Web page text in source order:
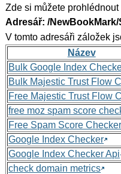
Zde si můžete
Adresář: /
V tomto adresáři záložek
Název
Bulk Google Index
Bulk Majestic Trust Flow
Free Majestic Trust Flow
free moz spam score
Free Spam Score Checker
Google Index Checker
Google Index Checker Api
check domain metrics